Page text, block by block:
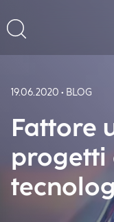
19.06.2020 • BLOG
Fattore
progetti